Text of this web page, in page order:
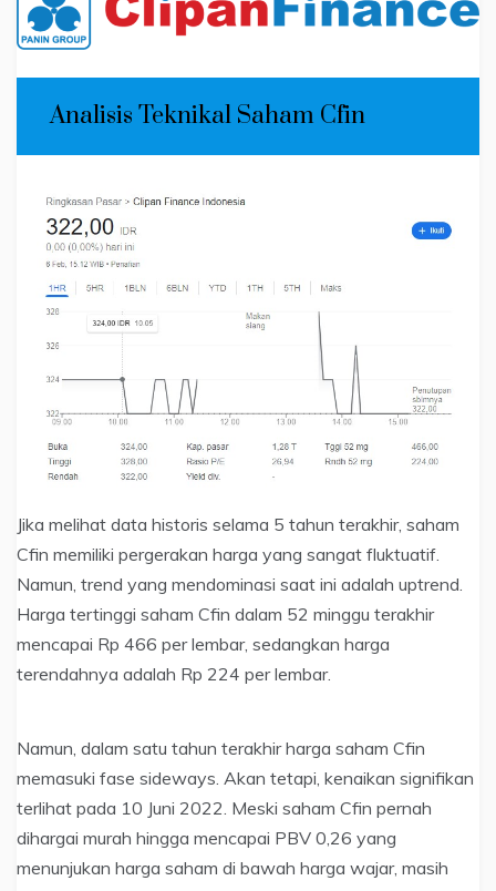
Analisis Teknikal Saham Cfin
Jika melihat data historis selama 5 tahun terakhir, saham
Cfin memiliki pergerakan harga yang sangat fluktuatif.
Namun, trend yang mendominasi saat ini adalah uptrend.
Harga tertinggi saham Cfin dalam 52 minggu terakhir
mencapai Rp 466 per lembar, sedangkan harga
terendahnya adalah Rp 224 per lembar.
Namun, dalam satu tahun terakhir harga saham Cfin
memasuki fase sideways. Akan tetapi, kenaikan signifikan
terlihat pada 10 Juni 2022. Meski saham Cfin pernah
dihargai murah hingga mencapai PBV 0,26 yang
menunjukan harga saham di bawah harga wajar, masih